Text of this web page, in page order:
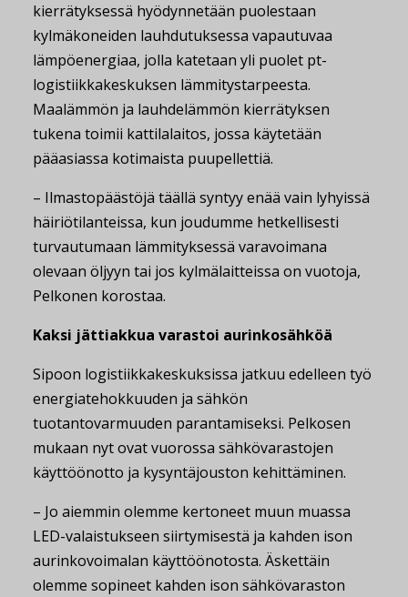
kierrätyksessä hyödynnetään puolestaan
kylmäkoneiden lauhdutuksessa vapautuvaa
lämpöenergiaa, jolla katetaan yli puolet pt-
logistiikkakeskuksen lämmitystarpeesta.
Maalämmön ja lauhdelämmön kierrätyksen
tukena toimii kattilalaitos, jossa käytetään
pääasiassa kotimaista puupellettiä.
– Ilmastopäästöjä täällä syntyy enää vain lyhyissä
häiriötilanteissa, kun joudumme hetkellisesti
turvautumaan lämmityksessä varavoimana
olevaan öljyyn tai jos kylmälaitteissa on vuotoja,
Pelkonen korostaa.
Kaksi jättiakkua varastoi aurinkosähköä
Sipoon logistiikkakeskuksissa jatkuu edelleen työ
energiatehokkuuden ja sähkön
tuotantovarmuuden parantamiseksi. Pelkosen
mukaan nyt ovat vuorossa sähkövarastojen
käyttöönotto ja kysyntäjouston kehittäminen.
– Jo aiemmin olemme kertoneet muun muassa
LED-valaistukseen siirtymisestä ja kahden ison
aurinkovoimalan käyttöönotosta. Äskettäin
olemme sopineet kahden ison sähkövaraston